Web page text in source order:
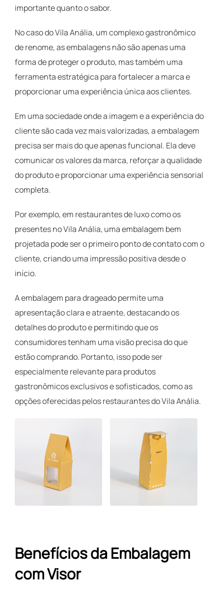
importante quanto o sabor.
No caso do Vila Anália, um complexo gastronômico
de renome, as embalagens não são apenas uma
forma de proteger o produto, mas também uma
ferramenta estratégica para fortalecer a marca e
proporcionar uma experiência única aos clientes.
Em uma sociedade onde a imagem e a experiência do
cliente são cada vez mais valorizadas, a embalagem
precisa ser mais do que apenas funcional. Ela deve
comunicar os valores da marca, reforçar a qualidade
do produto e proporcionar uma experiência sensorial
completa.
Por exemplo, em restaurantes de luxo como os
presentes no Vila Anália, uma embalagem bem
projetada pode ser o primeiro ponto de contato com o
cliente, criando uma impressão positiva desde o
início.
A embalagem para drageado permite uma
apresentação clara e atraente, destacando os
detalhes do produto e permitindo que os
consumidores tenham uma visão precisa do que
estão comprando. Portanto, isso pode ser
especialmente relevante para produtos
gastronômicos exclusivos e sofisticados, como as
opções oferecidas pelos restaurantes do Vila Anália.
Benefícios da Embalagem
com Visor